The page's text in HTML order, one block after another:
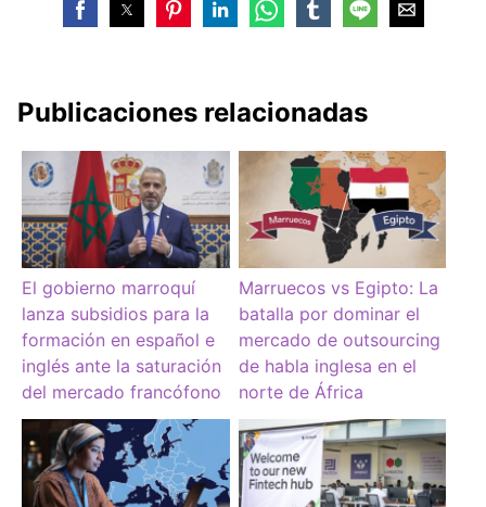
Publicaciones relacionadas
El gobierno marroquí
lanza subsidios para la
formación en español e
inglés ante la saturación
del mercado francófono
Marruecos vs Egipto: La
batalla por dominar el
mercado de outsourcing
de habla inglesa en el
norte de África